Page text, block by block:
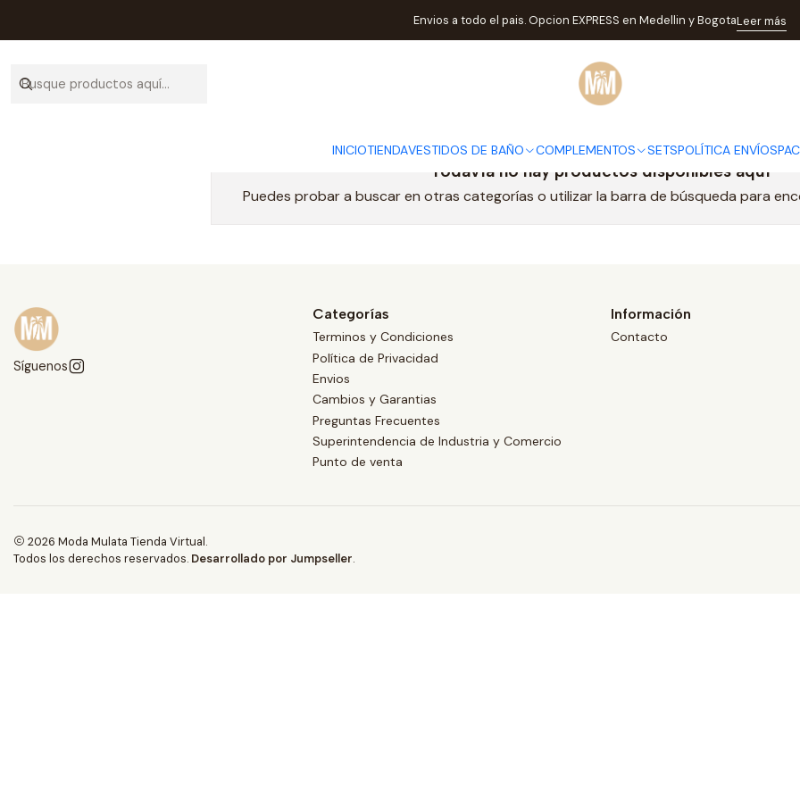
INICIOTIENDAVESTIDOS DE BAÑO COMPLEMENTOS SETSPOLÍTICA ENVÍOS
Envios a todo el pais. Opcion EXPRESS en Medellin y BogotaLeer más
Inicio 12
12
Todavía no hay productos disponibles aquí
Puedes probar a buscar en otras categorías o utilizar la barra de búsqueda para
Síguenos
Categorías
Terminos y Condiciones
Política de Privacidad
Envios
Cambios y Garantias
Preguntas Frecuentes
Superintendencia de Industria y Comercio
Punto de venta
Información
Contacto
2026 Moda Mulata Tienda Virtual.
Todos los derechos reservados. Desarrollado por Jumpseller.